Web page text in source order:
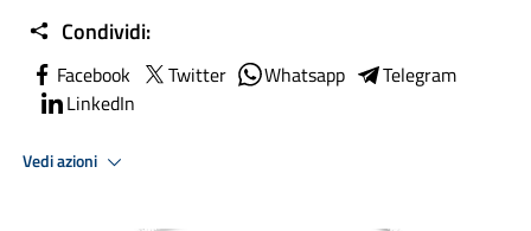
Condividi:
Facebook Twitter Whatsapp
Telegram
LinkedIn
Vedi azioni